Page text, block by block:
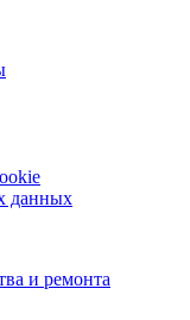
данных
и ремонта